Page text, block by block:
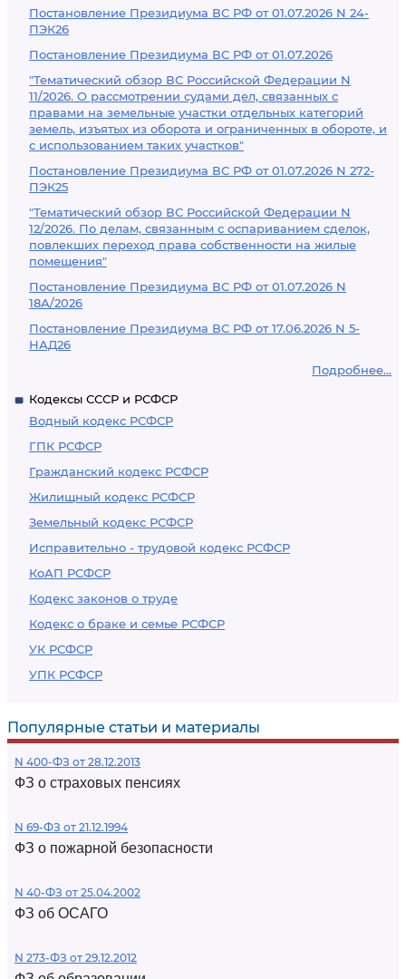
Постановление Президиума ВС РФ от 01.07.2026 N 24-
ПЭК26
Постановление Президиума ВС РФ от 01.07.2026
"Тематический обзор ВС Российской Федерации N
11/2026. О рассмотрении судами дел, связанных с
правами на земельные участки отдельных категорий
земель, изъятых из оборота и ограниченных в обороте, и
с использованием таких участков"
Постановление Президиума ВС РФ от 01.07.2026 N 272-
ПЭК25
"Тематический обзор ВС Российской Федерации N
12/2026. По делам, связанным с оспариванием сделок,
повлекших переход права собственности на жилые
помещения"
Постановление Президиума ВС РФ от 01.07.2026 N
18А/2026
Постановление Президиума ВС РФ от 17.06.2026 N 5-
НАД26
Подробнее...
Кодексы СССР и РСФСР
Водный кодекс РСФСР
ГПК РСФСР
Гражданский кодекс РСФСР
Жилищный кодекс РСФСР
Земельный кодекс РСФСР
Исправительно - трудовой кодекс РСФСР
КоАП РСФСР
Кодекс законов о труде
Кодекс о браке и семье РСФСР
УК РСФСР
УПК РСФСР
Популярные статьи и материалы
N 400-ФЗ от 28.12.2013
ФЗ о страховых пенсиях
N 69-ФЗ от 21.12.1994
ФЗ о пожарной безопасности
N 40-ФЗ от 25.04.2002
ФЗ об ОСАГО
N 273-ФЗ от 29.12.2012